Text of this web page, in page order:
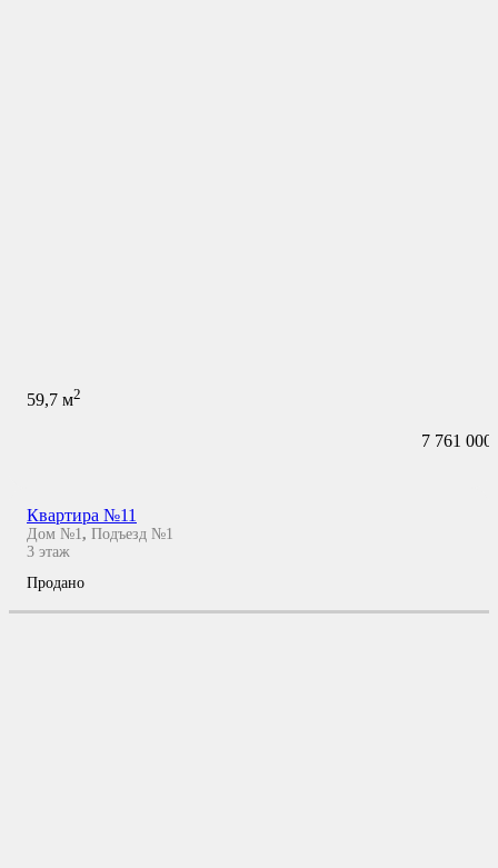
59,7 м2
7 761 000
Квартира №11
Дом №1 , Подъезд №1
3 этаж
Продано